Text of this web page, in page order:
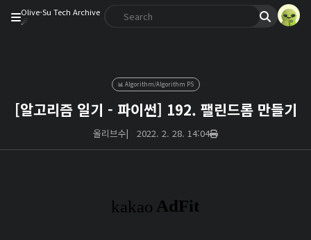
Olive-Su Tech Archive
☄︎
📊 Algorithm/Algorithm PS
[알고리즘 일기 - 파이썬] 192. 팰린드롬 만들기
올리브수| 2022. 2. 28. 14:04